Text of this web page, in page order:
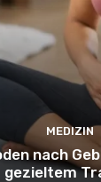
MEDIZIN
nach
gezieltem